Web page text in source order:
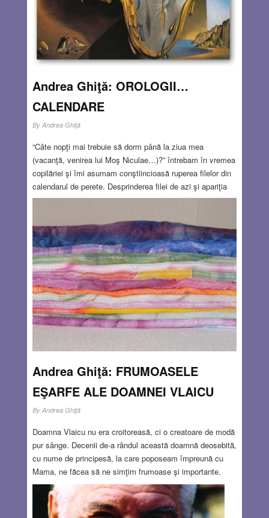
Andrea Ghiţă: OROLOGII…
CALENDARE
By Andrea Ghiţă
“Câte nopţi mai trebuie să dorm până la ziua mea
(vacanţă, venirea lui Moş Niculae…)?” întrebam în vremea
copilăriei şi îmi asumam conştiincioasă ruperea filelor din
calendarul de perete. Desprinderea filei de azi şi apariţia
celei de mâine era urmată de citirea anecdotelor sau
tocmai am lăsat-o să se aştearnă – asemeni unei frunze
veştede – peste timpul trecut. Mai târziu tata a adus de la
Moscova un calendar de birou care schimba data atunci
când roteam peste ax cutia nichelată plină de cartonaşe
cu cifre, aşezate în ordine crescătoare, astfel încât data
corectă se iţea fără greş în ferestruica pătrată.
Read
more…
0 COMMENTS
Andrea Ghiţă: FRUMOASELE
EŞARFE ALE DOAMNEI VLAICU
By Andrea Ghiţă
Doamna Vlaicu nu era croitoreasă, ci o creatoare de modă
pur sânge. Decenii de-a rândul această doamnă deosebită,
cu nume de principesă, la care poposeam împreună cu
Mama, ne făcea să ne simţim frumoase şi importante.
Probele se desfăşurau în odaia micuţă unde trona o
maşină de cusut Singer, alături de o masă de călcat cu
fierul în priză şi o canapea pe care-şi aşteptau rândul la